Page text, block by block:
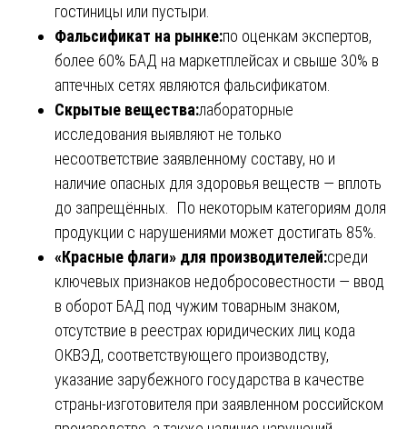
гостиницы или пустыри.
Фальсификат на рынке:по оценкам экспертов,
более 60% БАД на маркетплейсах и свыше 30% в
аптечных сетях являются фальсификатом.
Скрытые вещества:лабораторные
исследования выявляют не только
несоответствие заявленному составу, но и
наличие опасных для здоровья веществ — вплоть
до запрещённых. По некоторым категориям доля
продукции с нарушениями может достигать 85%.
«Красные флаги» для производителей:среди
ключевых признаков недобросовестности — ввод
в оборот БАД под чужим товарным знаком,
отсутствие в реестрах юридических лиц кода
ОКВЭД, соответствующего производству,
указание зарубежного государства в качестве
страны-изготовителя при заявленном российском